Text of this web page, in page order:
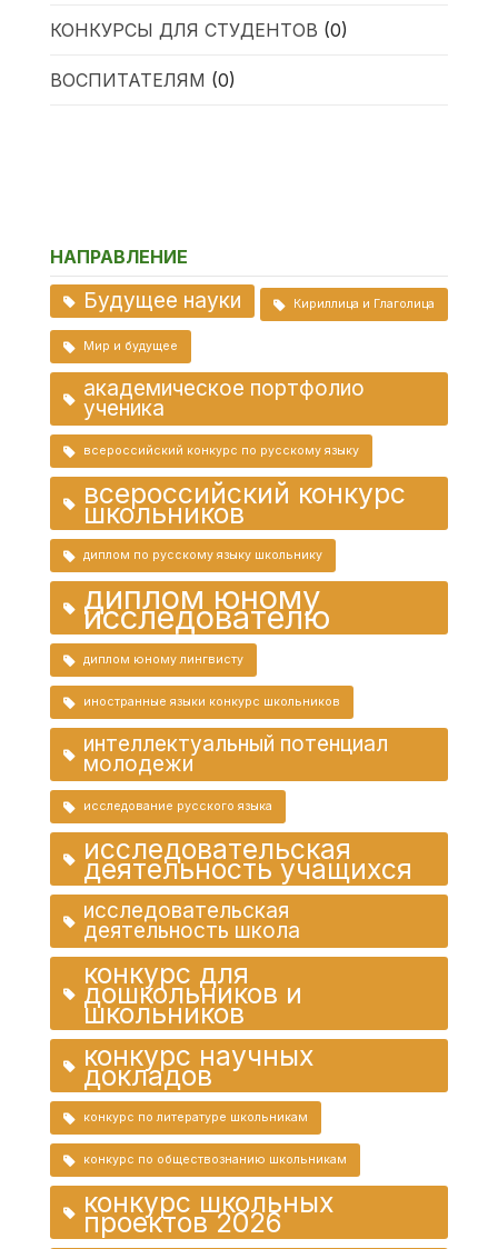
КОНКУРСЫ ДЛЯ СТУДЕНТОВ (0)
ВОСПИТАТЕЛЯМ (0)
НАПРАВЛЕНИЕ
Будущее науки Кириллица и Глаголица
Мир и будущее
академическое портфолио
ученика
всероссийский конкурс по русскому языку
всероссийский конкурс
школьников
диплом по русскому языку школьнику
диплом юному
исследователю
диплом юному лингвисту
иностранные языки конкурс школьников
интеллектуальный потенциал
молодежи
исследование русского языка
исследовательская
деятельность учащихся
исследовательская
деятельность школа
конкурс для
дошкольников и
школьников
конкурс научных
докладов
конкурс по литературе школьникам
конкурс по обществознанию школьникам
конкурс школьных
проектов 2026